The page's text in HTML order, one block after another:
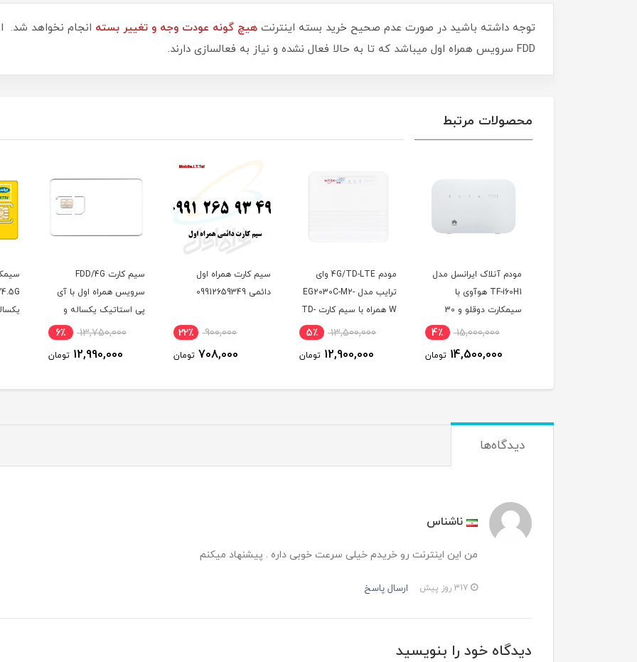
توجه داشته باشید در صورت عدم صحیح خرید بسته اینترنت هیچ گونه عودت وجه و تغییر بسته انجام نخواهد
FDD سرویس همراه اول میباشد که تا به حالا فعال نشده و نیاز به فعالسازی دارند.
محصولات مرتبط
مودم آنلاک ایرانسل مدل
TF-i60H1 هوآوی با
سیمکارت دوقلو و 30
گیگ اینترنت یک ماهه
15,000,000 4٪
14,500,000 تومان
مودم 4G/TD-LTE وای
ترایب مدل EG2030C-M2-
W همراه با سیم کارت TD-
LTE و 300 گیگ اینترنت13,500,000 5٪
12,900,000 تومان
سیم کارت همراه اول
دائمی 09912659349
900,000 22٪
708,000 تومان
سیم کارت FDD/4G
سرویس همراه اول با آی
پی استاتیک یکساله و
500 گیگ اینترنت یکساله
13,750,000 6٪
12,990,000 تومان
دیدگاه‌ها
ناشناس
من این اینترنت رو خریدم خیلی سرعت خوبی داره . پیشنهاد میکنم
ارسال پاسخ
دیدگاه خود را بنویسید